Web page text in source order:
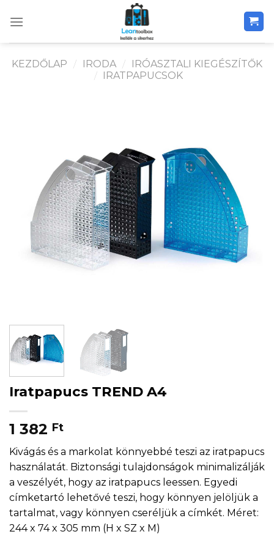
KEZDŐLAP / IRODA /
IRÓASZTALI KIEGÉSZÍTŐK
/
IRATPAPUCSOK
Iratpapucs TREND A4
1 382 Ft
Kivágás és a markolat könnyebbé teszi az iratpapucs
használatát. Biztonsági tulajdonságok minimalizálják
a veszélyét, hogy az iratpapucs leessen. Egyedi
címketartó lehetővé teszi, hogy könnyen jelöljük a
tartalmat, vagy könnyen cseréljük a címkét. Méret:
244 x 74 x 305 mm (H x SZ x M)